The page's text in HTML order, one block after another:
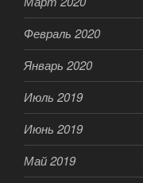
Февраль 2020
Январь 2020
Июль 2019
Июнь 2019
Май 2019